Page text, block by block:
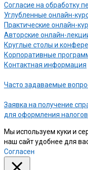
Согласие на обработку
Углубленные онлайн-
Практические онлайн-
Авторские онлайн-
Круглые столы и
Корпоративные
Контактная информация
Часто задаваемые
Заявка на получение
для оформления
Мы используем куки и
наш сайт удобнее для
Согласен